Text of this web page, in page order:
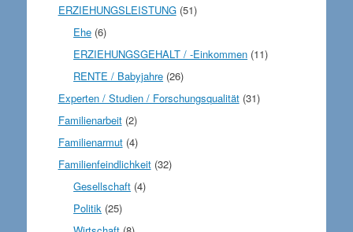
ERZIEHUNGSLEISTUNG(51)
Ehe (6)
ERZIEHUNGSGEHALT / -Einkommen (11)
RENTE / Babyjahre (26)
Experten / Studien / Forschungsqualität(31)
Familienarbeit(2)
Familienarmut(4)
Familienfeindlichkeit(32)
Gesellschaft (4)
Politik (25)